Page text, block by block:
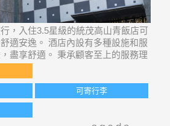
，入住3.5星級的統茂高山青飯店可
適安逸。 酒店內設有多種設施和服
盡享舒適。 秉承顧客至上的服務理
工作人員為您提供體貼入微的服
施齊全。 為了讓遊客享受更完美的
如兒童遊樂場, 兒童娛可寄行李